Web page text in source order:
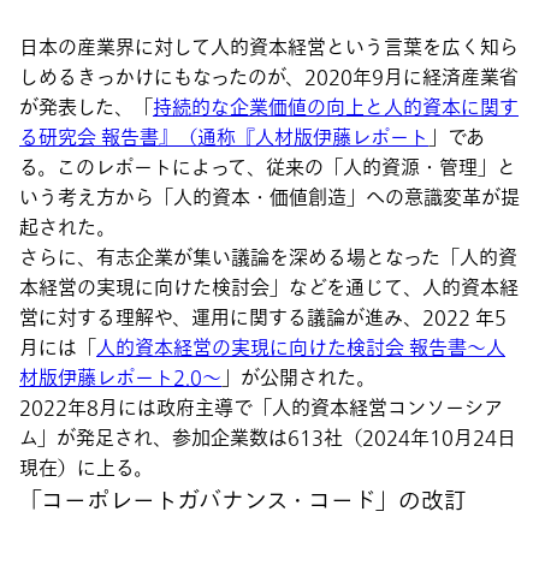
日本の産業界に対して人的資本経営という言葉を広く知ら
しめるきっかけにもなったのが、2020年9月に経済産業省
が発表した、「持続的な企業価値の向上と人的資本に関す
る研究会 報告書』（通称『人材版伊藤レポート」であ
る。このレポートによって、従来の「人的資源・管理」と
いう考え方から「人的資本・価値創造」への意識変革が提
起された。
さらに、有志企業が集い議論を深める場となった「人的資
本経営の実現に向けた検討会」などを通じて、人的資本経
営に対する理解や、運用に関する議論が進み、2022 年5
月には「人的資本経営の実現に向けた検討会 報告書～人
材版伊藤レポート2.0～」が公開された。
2022年8月には政府主導で「人的資本経営コンソーシア
ム」が発足され、参加企業数は613社（2024年10月24日
現在）に上る。
「コーポレートガバナンス・コード」の改訂